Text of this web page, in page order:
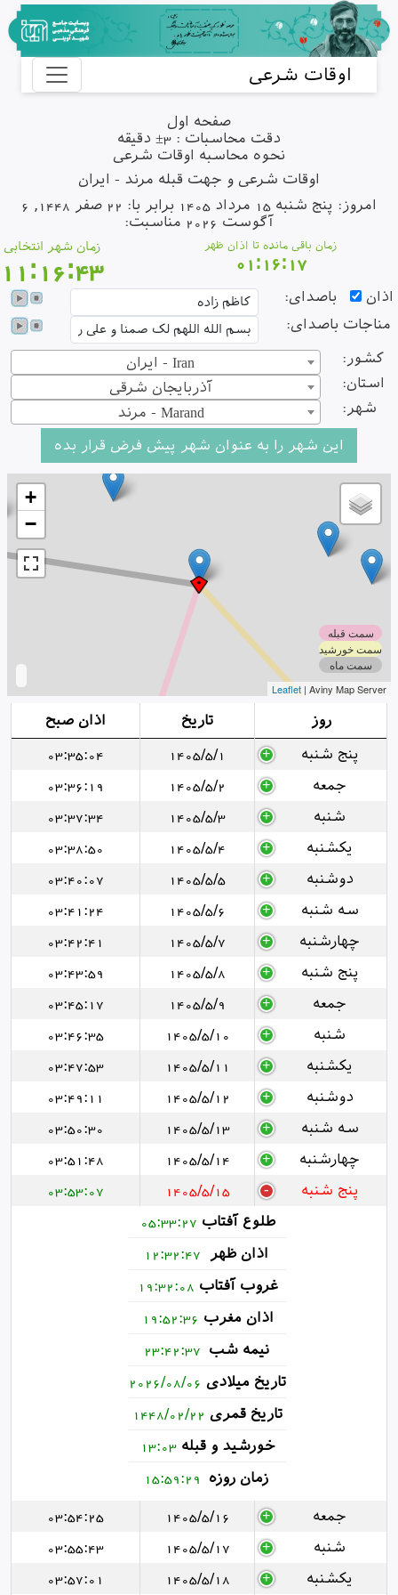
اوقات شرعی
صفحه اول
دقت محاسبات : 3± دقیقه
نحوه محاسبه اوقات شرعی
اوقات شرعی و جهت قبله مرند - ایران
امروز: پنج شنبه 15 مرداد 1405 برابر با: 22 صفر 1448, 6
آگوست 2026 مناسبت:
زمان باقی مانده تا اذان ظهر
01:16:17
زمان شهر انتخابی
11:16:43
باصدای:
باصدای:
کشور:
ایران - Iran
استان:
آذربایجان شرقی
شهر:
مرند - Marand
+
−
سمت قبله
سمت خورشید
سمت ماه
Leaflet| Aviny Map Server
روز تاریخ
اذان صبح
پنج شنبه
1405/5/1
03:35:04
جمعه
1405/5/2
03:36:19
شنبه
1405/5/3
03:37:34
یکشنبه
1405/5/4
03:38:50
دوشنبه
1405/5/5
03:40:07
سه شنبه
1405/5/6
03:41:24
چهارشنبه
1405/5/7
03:42:41
پنج شنبه
1405/5/8
03:43:59
جمعه
1405/5/9
03:45:17
شنبه
1405/5/10
03:46:35
یکشنبه
1405/5/11
03:47:53
دوشنبه
1405/5/12
03:49:11
سه شنبه
1405/5/13
03:50:30
چهارشنبه
1405/5/14
03:51:48
پنج شنبه
1405/5/15
03:53:07
طلوع آفتاب 05:33:27
اذان ظهر
12:32:47
غروب آفتاب 19:32:08
اذان مغرب 19:52:36
نیمه شب 23:42:37
تاریخ میلادی 2026/08/06
تاریخ قمری 1448/02/22
خورشید و قبله 13:03
زمان روزه 15:59:29
جمعه 1405/5/16
03:54:25
شنبه
1405/5/17
03:55:43
یکشنبه
1405/5/18
03:57:01